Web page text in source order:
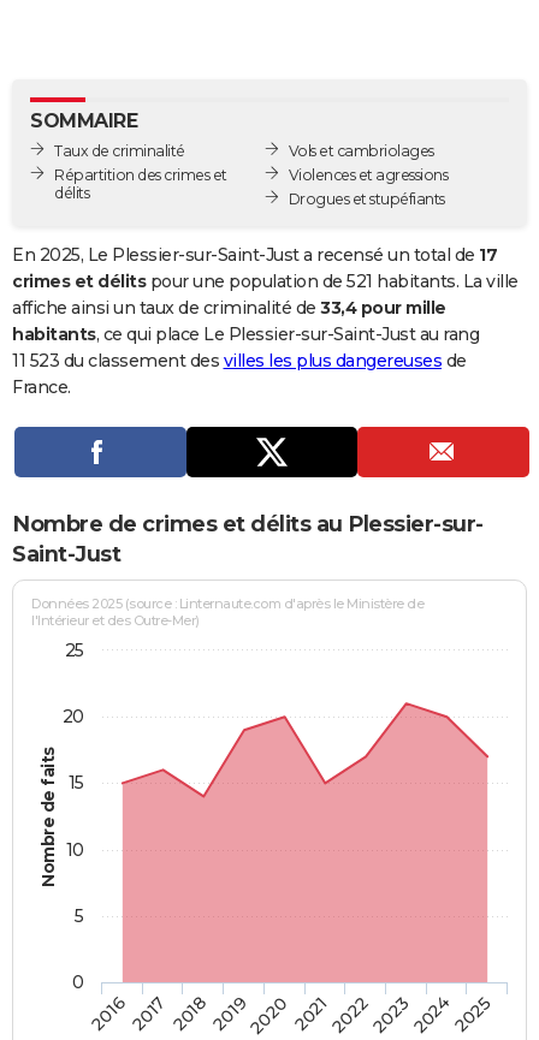
BONS PLANS
CARTE DE VOEUX
Dictionnaire
Biographies
Citations
Expressions
Proverbes
PROGRAMME TV
S'inscrire
Se connecter
Lycées
Collèges
Primaires
Universités
Entreprises
Service militaire
Avis de recherche
AVIS DE DÉCÈS
SOMMAIRE
Taux de criminalité
Répartition des crimes et
délits
Vols et cambriolages
Violences et agressions
Drogues et stupéfiants
En 2025, Le Plessier-sur-Saint-Just a recensé un total de 17
crimes et délitspour une population de 521 habitants. La ville
affiche ainsi un taux de criminalité de 33,4 pour mille
habitants, ce qui place Le Plessier-sur-Saint-Just au rang
11 523 du classement des villes les plus dangereuses de
France.
Nombre de crimes et délits au Plessier-sur-
Saint-Just
Nombre de faits
Données 2025 (source : Linternaute.com d'après le Ministère de
l'Intérieur et des Outre-Mer)
20162017 20182019202020212022202320242025
0
5
10
15
20
25